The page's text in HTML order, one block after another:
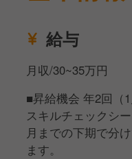
給与
月収/30~35万円
■昇給機会 年2回（1
スキルチェックシ
月までの下期で分
ます。